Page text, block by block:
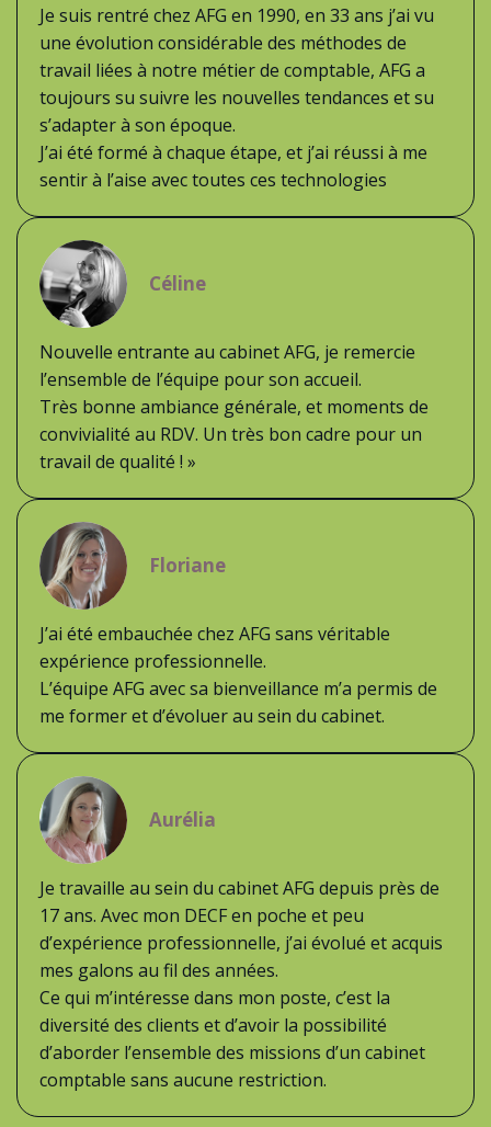
Je suis rentré chez AFG en 1990, en 33 ans j’ai vu
une évolution considérable des méthodes de
travail liées à notre métier de comptable, AFG a
toujours su suivre les nouvelles tendances et su
s’adapter à son époque.
J’ai été formé à chaque étape, et j’ai réussi à me
sentir à l’aise avec toutes ces technologies
Céline
Nouvelle entrante au cabinet AFG, je remercie
l’ensemble de l’équipe pour son accueil.
Très bonne ambiance générale, et moments de
convivialité au RDV. Un très bon cadre pour un
travail de qualité ! »
Floriane
J’ai été embauchée chez AFG sans véritable
expérience professionnelle.
L’équipe AFG avec sa bienveillance m’a permis de
me former et d’évoluer au sein du cabinet.
Aurélia
Je travaille au sein du cabinet AFG depuis près de
17 ans. Avec mon DECF en poche et peu
d’expérience professionnelle, j’ai évolué et acquis
mes galons au fil des années.
Ce qui m’intéresse dans mon poste, c’est la
diversité des clients et d’avoir la possibilité
d’aborder l’ensemble des missions d’un cabinet
comptable sans aucune restriction.